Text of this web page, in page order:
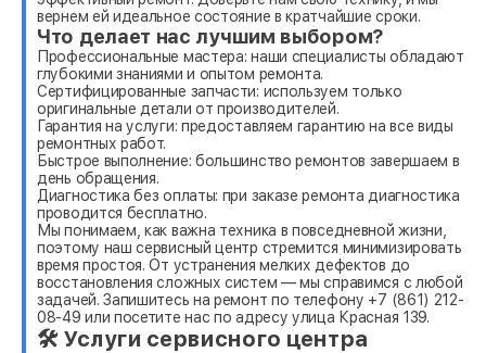
вернем ей идеальное состояние в кратчайшие сроки.
Что делает нас лучшим выбором?
Профессиональные мастера: наши специалисты обладают
глубокими знаниями и опытом ремонта.
Сертифицированные запчасти: используем только
оригинальные детали от производителей.
Гарантия на услуги: предоставляем гарантию на все виды
ремонтных работ.
Быстрое выполнение: большинство ремонтов завершаем в
день обращения.
Диагностика без оплаты: при заказе ремонта диагностика
проводится бесплатно.
Мы понимаем, как важна техника в повседневной жизни,
поэтому наш сервисный центр стремится минимизировать
время простоя. От устранения мелких дефектов до
восстановления сложных систем — мы справимся с любой
задачей. Запишитесь на ремонт по телефону +7 (861) 212-
08-49 или посетите нас по адресу улица Красная 139.
🛠 Услуги сервисного центра